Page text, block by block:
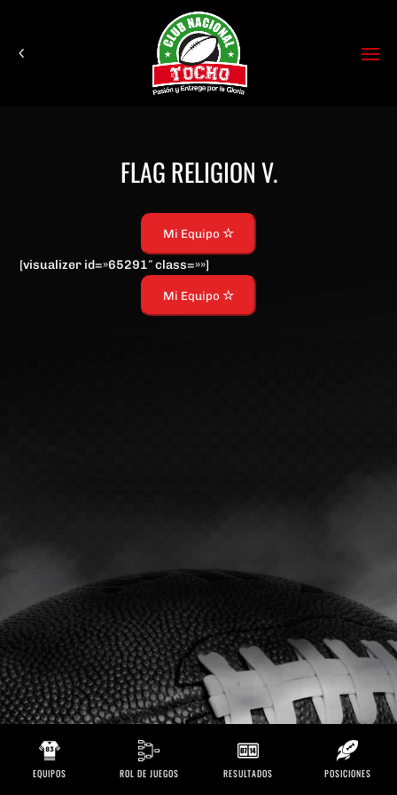
FLAG RELIGION V.
Mi Equipo
[visualizer id=»65291″ class=»»]
Mi Equipo
EQUIPOS ROL DE JUEGOS RESULTADOS POSICIONES